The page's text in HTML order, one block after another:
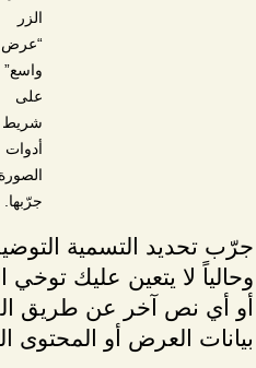
الزر
“عرض
واسع”
على
شريط
أدوات
جرّبها.
جرّب تحديد التسمية
وحالياً لا يتعين عليك
أو أي نص آخر عن طريق
بيانات العرض أو المحتوى